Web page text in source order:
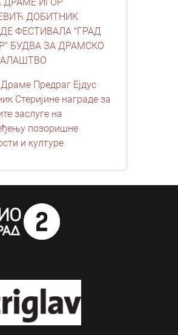
ДОБИТНИК
ФЕСТИВАЛА "ГРАД
БУДВА ЗА ДРАМСКО
Предраг Ејдус
Стеријине награде за
заслуге на
позоришне
и културе